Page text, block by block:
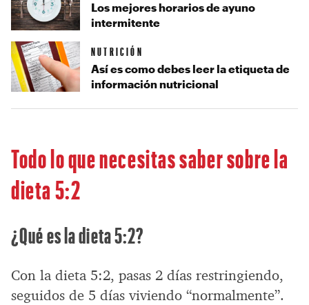
Todo lo que necesitas saber sobre la
dieta 5:2
¿Qué es la dieta 5:2?
Con la dieta 5:2, pasas 2 días restringiendo,
seguidos de 5 días viviendo “normalmente”.
Los mejores horarios de ayuno
intermitente
NUTRICIÓN
Así es como debes leer la etiqueta de
información nutricional